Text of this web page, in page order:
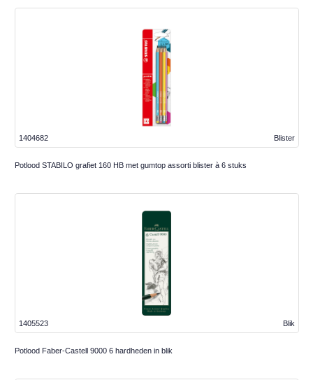
Blister
1404682
Potlood STABILO grafiet 160 HB met gumtop assorti blister à 6 stuks
Blik
1405523
Potlood Faber-Castell 9000 6 hardheden in blik